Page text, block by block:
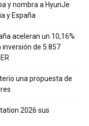
y nombra a HyunJe
y España
aceleran un 10,16%
inversión de 5.857
una propuesta de
2026 sus